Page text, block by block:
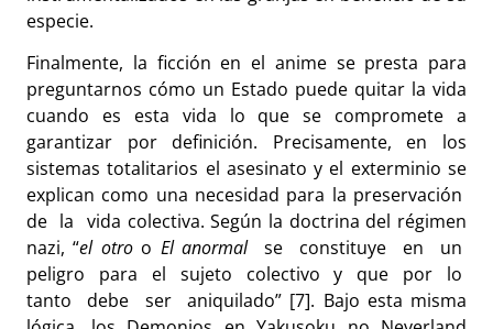
especie.
Finalmente, la ficción en el anime se presta para
preguntarnos cómo un Estado puede quitar la vida
cuando es esta vida lo que se compromete a
garantizar por definición. Precisamente, en los
sistemas totalitarios el asesinato y el exterminio se
explican como una necesidad para la preservación
de la vida colectiva. Según la doctrina del régimen
nazi, “el otroo El anormal
se constituye en un
peligro para el sujeto colectivo y que por lo
tanto debe ser aniquilado” [7]. Bajo esta misma